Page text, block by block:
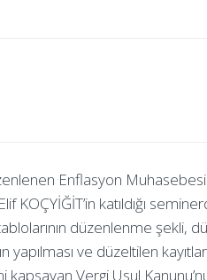
Enflasyon
KOÇYİĞİT’in katıldığı
düzenlenme şekli,
yapılması ve düzeltilen
Vergi Usul